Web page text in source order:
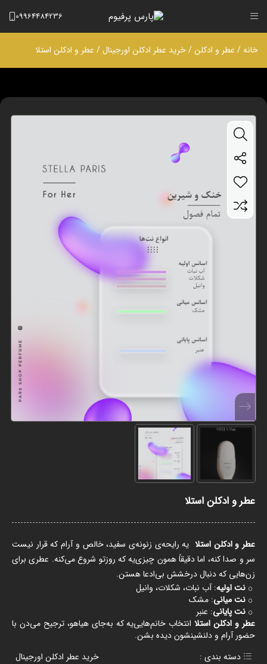
09964484236
خانه/ عطر و ادکلن/خرید عطر ادکلن اورجینال/ عطر و ادکلن استلا
عطر و ادکلن استلا
عطر و ادکلن استلا یه رایحه‌ی زنونه‌ی سفید، خالص و آرام که قرار نیست
سر و صدا کنه، اما دقیقاً همون چیزی‌یه که روزتو شروع می‌کنه. عطری برای
زن‌هایی که دنبال درخشش بی‌ادعا هستن.
نت اولیه: آب نبات، شکلات، وانیل
نت میانی: مشک
نت پایانی: عنبر
عطر و ادکلن استلاانتخاب خانم‌هایی‌یه که به‌جای هیاهو، ترجیح می‌دن با
حضور آرام و دلنشینشون دیده بشن.
دسته بندی :
خرید عطر ادکلن اورجینال